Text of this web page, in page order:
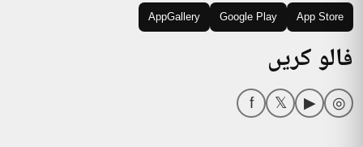
App Store
Google Play
AppGallery
فالو کریں
◎
▶
𝕏
f